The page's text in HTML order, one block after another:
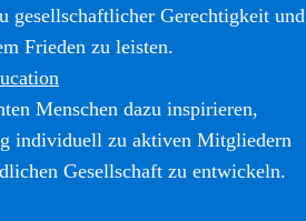
gesellschaftlicher Gerechtigkeit und
Frieden zu leisten.
Menschen dazu inspirieren,
individuell zu aktiven Mitgliedern
Gesellschaft zu entwickeln.